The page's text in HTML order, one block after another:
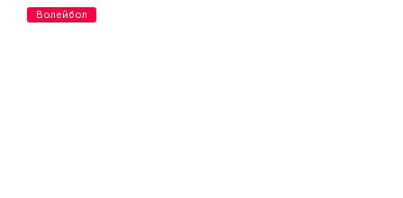
Волейбол